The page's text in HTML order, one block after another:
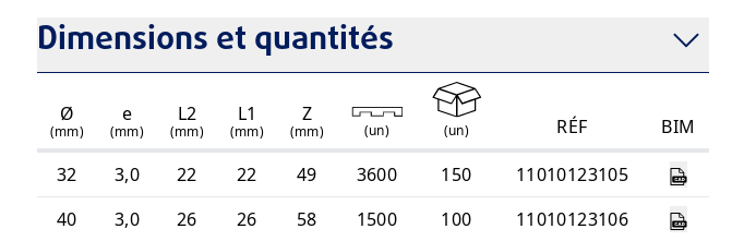
Dimensions et quantités
Ø
(mm)
e
(mm)
L2
(mm)
L1
(mm)
Z
(mm) (un) (un) RÉF
BIM
32
3,0 22 22 49 3600 150
11010123105
40
3,0 26 26 58 1500 100
11010123106